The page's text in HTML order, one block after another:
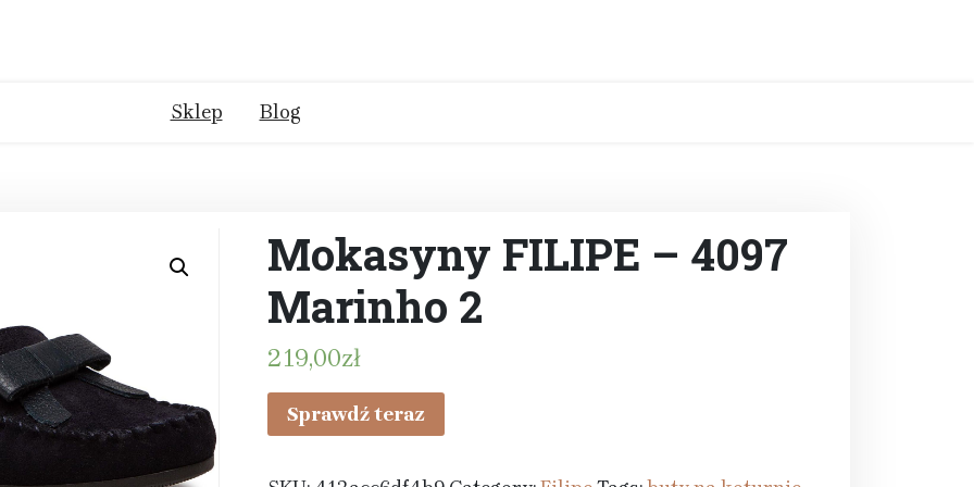
Sklep Blog
Mokasyny FILIPE – 4097
Marinho 2
219,00zł
Sprawdź teraz